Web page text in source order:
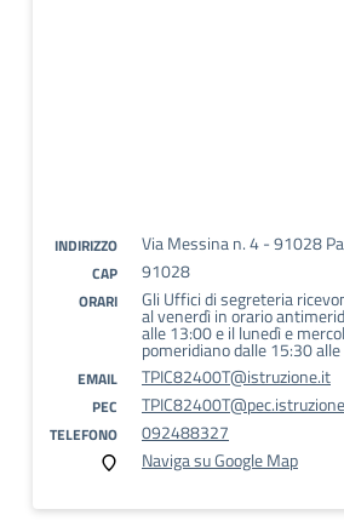
INDIRIZZO Via Messina n. 4 - 91028
CAP 91028
ORARI Gli Uffici di segreteria
al venerdì in orario
alle 13:00 e il lunedì e
pomeridiano dalle 15:30
EMAIL TPIC82400T@istruzione.it
PEC
TELEFONO
092488327
Naviga su Google Map